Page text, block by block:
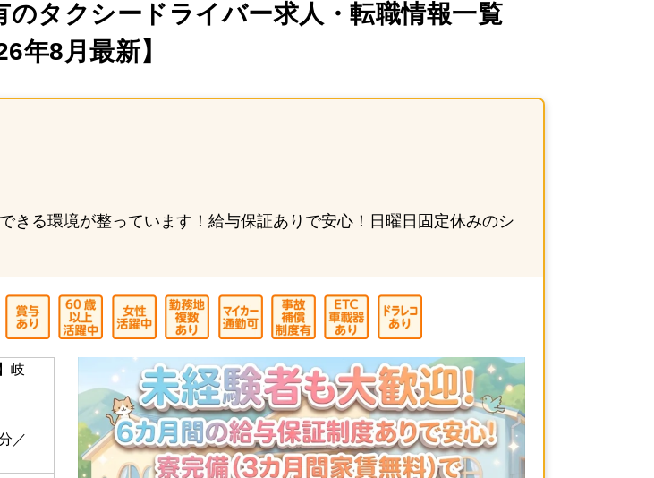
クシードライバー求人・転職情報一覧【2026
8月最新】
きる環境が整っています！給与保証ありで安心！日曜日固定休みのシ
岐
／